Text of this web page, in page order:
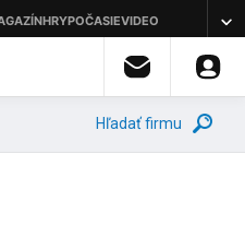
Hľadať firmu